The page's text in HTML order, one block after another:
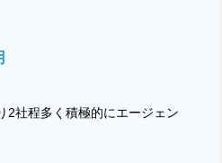
2社程多く積極的にエージェン